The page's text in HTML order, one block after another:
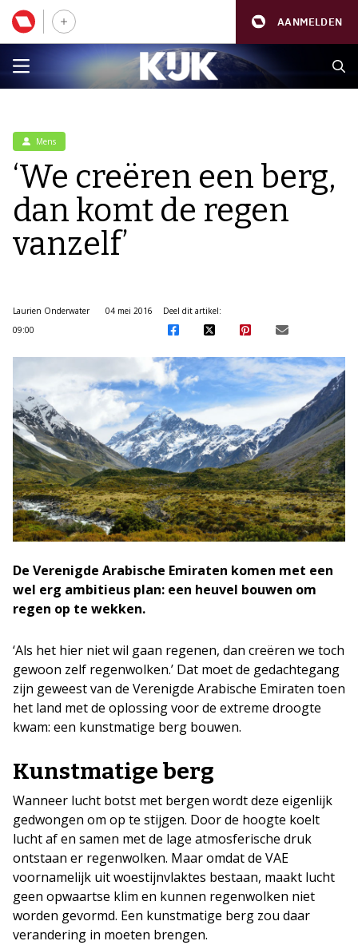
AANMELDEN
Mens
‘We creëren een berg,
dan komt de regen
vanzelf’
Laurien Onderwater
04 mei 2016
09:00
Deel dit artikel:
De Verenigde Arabische Emiraten komen met een
wel erg ambitieus plan: een heuvel bouwen om
regen op te wekken.
‘Als het hier niet wil gaan regenen, dan creëren we toch
gewoon zelf regenwolken.’ Dat moet de gedachtegang
zijn geweest van de Verenigde Arabische Emiraten toen
het land met de oplossing voor de extreme droogte
kwam: een kunstmatige berg bouwen.
Kunstmatige berg
Wanneer lucht botst met bergen wordt deze eigenlijk
gedwongen om op te stijgen. Door de hoogte koelt
lucht af en samen met de lage atmosferische druk
ontstaan er regenwolken. Maar omdat de VAE
voornamelijk uit woestijnvlaktes bestaan, maakt lucht
geen opwaartse klim en kunnen regenwolken niet
worden gevormd. Een kunstmatige berg zou daar
verandering in moeten brengen.